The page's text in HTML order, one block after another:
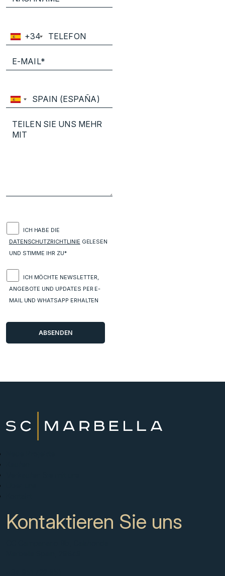
+34
ICH HABE DIE
DATENSCHUTZRICHTLINIE GELESEN
UND STIMME IHR ZU*
ICH MÖCHTE NEWSLETTER,
ANGEBOTE UND UPDATES PER E-
MAIL UND WHATSAPP ERHALTEN
Kontaktieren Sie uns